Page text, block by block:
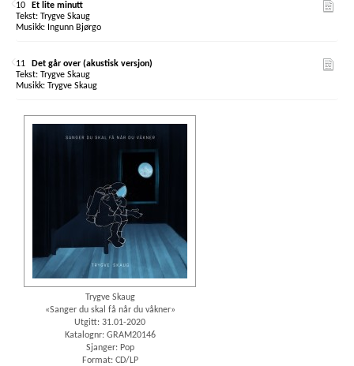
10
Et lite minutt
Trygve Skaug
Ingunn Bjørgo
11
Det går over (akustisk versjon)
Trygve Skaug
Trygve Skaug
Trygve Skaug
«Sanger du skal få når du våkner»
Utgitt: 31.01-2020
Katalognr: GRAM20146
Sjanger: Pop
Format: CD/LP